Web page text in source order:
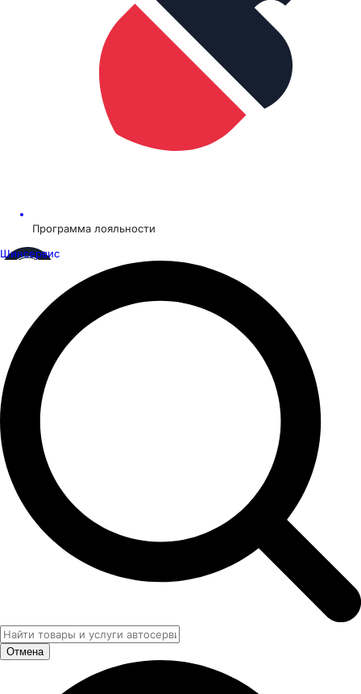
Программа лояльности
Шинсервис
Отмена